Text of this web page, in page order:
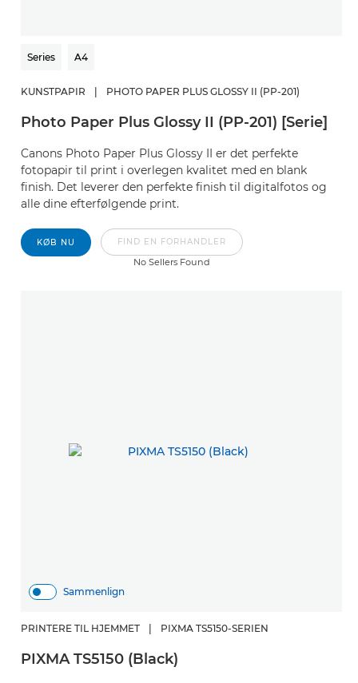
Series A4
KUNSTPAPIR PHOTO PAPER PLUS GLOSSY II (PP-201)
Photo Paper Plus Glossy II (PP-201) [Serie]
Canons Photo Paper Plus Glossy II er det perfekte
fotopapir til print i overlegen kvalitet med en blank
finish. Det leverer den perfekte finish til digitalfotos og
alle dine efterfølgende print.
KØB NU FIND EN FORHANDLER
No Sellers Found
Sammenlign
PRINTERE TIL HJEMMET PIXMA TS5150-SERIEN
PIXMA TS5150 (Black)